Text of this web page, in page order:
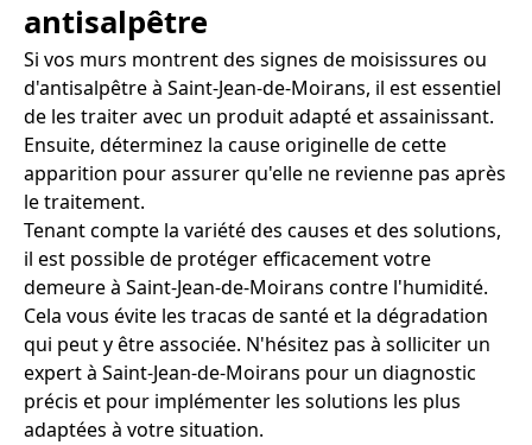
antisalpêtre
Si vos murs montrent des signes de moisissures ou
d'antisalpêtre à Saint-Jean-de-Moirans, il est essentiel
de les traiter avec un produit adapté et assainissant.
Ensuite, déterminez la cause originelle de cette
apparition pour assurer qu'elle ne revienne pas après
le traitement.
Tenant compte la variété des causes et des solutions,
il est possible de protéger efficacement votre
demeure à Saint-Jean-de-Moirans contre l'humidité.
Cela vous évite les tracas de santé et la dégradation
qui peut y être associée. N'hésitez pas à solliciter un
expert à Saint-Jean-de-Moirans pour un diagnostic
précis et pour implémenter les solutions les plus
adaptées à votre situation.